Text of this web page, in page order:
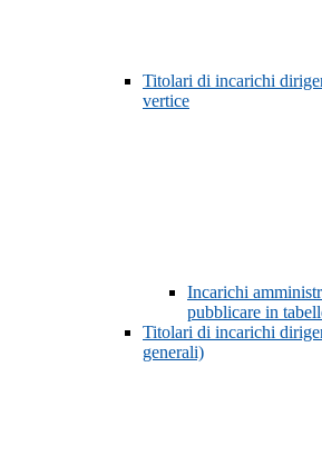
Titolari di incarichi
vertice
Incarichi
pubblicare in
Titolari di incarichi
generali)